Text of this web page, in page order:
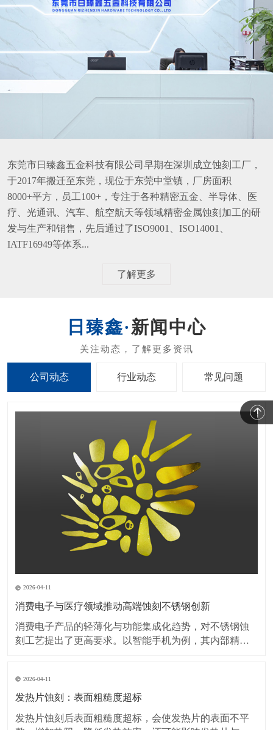
东莞市日臻鑫五金科技有限公司早期在深圳成立蚀刻工厂，
于2017年搬迁至东莞，现位于东莞中堂镇，厂房面积
8000+平方，员工100+，专注于各种精密五金、半导体、医
疗、光通讯、汽车、航空航天等领域精密金属蚀刻加工的研
发与生产和销售，先后通过了ISO9001、ISO14001、
IATF16949等体系...
了解更多
新闻中心
公司动态 行业动态 常见问题
2026-04-11
消费电子与医疗领域推动高端蚀刻不锈钢创新
消费电子产品的轻薄化与功能集成化趋势，对不锈钢蚀
刻工艺提出了更高要求。以智能手机为例，其内部精密
构加工。此外，可穿戴设备对金属外壳的装饰性需求激
增，蚀刻工艺与PVD镀膜、阳极氧化等表面处理技术的
2026-04-11
发热片蚀刻：表面粗糙度超标
发热片蚀刻后表面粗糙度超标，会使发热片的表面不平